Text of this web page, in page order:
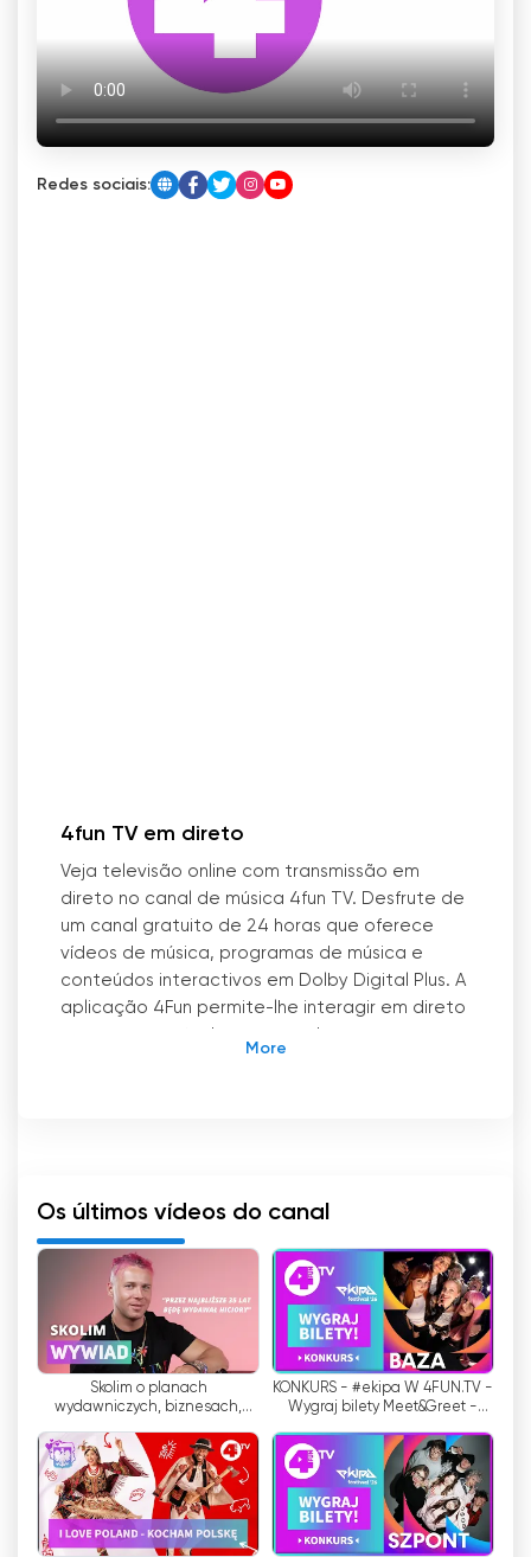
Redes sociais:
4fun TV em direto
Veja televisão online com transmissão em
direto no canal de música 4fun TV. Desfrute de
um canal gratuito de 24 horas que oferece
vídeos de música, programas de música e
conteúdos interactivos em Dolby Digital Plus. A
aplicação 4Fun permite-lhe interagir em direto
vídeos de música, programas de música e
telespectadores uma experiência musical
completa.
O principal trunfo do 4fun TV é a diversidade
dos seus vídeos musicais, que apresentam uma
variedade de géneros musicais e artistas,
tanto nacionais como estrangeiros. Os ricos
programas de música abrangem uma
variedade de tendências musicais,
satisfazendo os gostos de diferentes
telespectadores. Desde os êxitos mais
recentes até aos clássicos, o canal esforça-se
Os últimos vídeos do canal
Skolim o planach
wydawniczych, biznesach,
kogo ma na tapecie? [WYWIAD]
KONKURS - #ekipa W 4FUN.TV -
Wygraj bilety Meet&Greet -